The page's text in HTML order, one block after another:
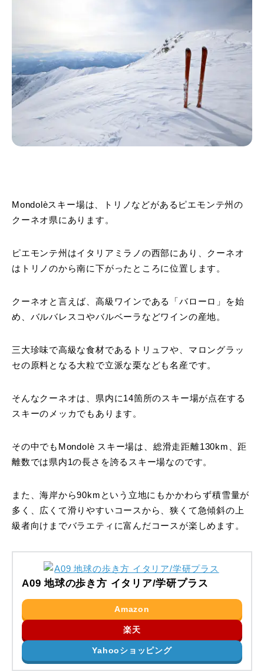
Mondolèスキー場は、トリノなどがあるピエモンテ州の
クーネオ県にあります。
ピエモンテ州はイタリアミラノの西部にあり、クーネオ
はトリノのから南に下がったところに位置します。
クーネオと言えば、高級ワインである「バローロ」を始
め、バルバレスコやバルベーラなどワインの産地。
三大珍味で高級な食材であるトリュフや、マロングラッ
セの原料となる大粒で立派な栗なども名産です。
そんなクーネオは、県内に14箇所のスキー場が点在する
スキーのメッカでもあります。
その中でもMondolè スキー場は、総滑走距離130km、距
離数では県内1の長さを誇るスキー場なのです。
また、海岸から90kmという立地にもかかわらず積雪量が
多く、広くて滑りやすいコースから、狭くて急傾斜の上
級者向けまでバラエティに富んだコースが楽しめます。
A09 地球の歩き方 イタリア/学研プラス
Amazon
楽天
Yahooショッピング